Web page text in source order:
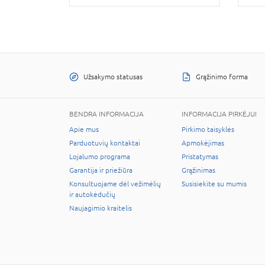
Užsakymo statusas Grąžinimo forma
BENDRA INFORMACIJA
Apie mus
Parduotuvių kontaktai
Lojalumo programa
Garantija ir priežiūra
Konsultuojame dėl vežimėlių
ir autokėdučių
Naujagimio kraitelis
INFORMACIJA PIRKĖJUI
Pirkimo taisyklės
Apmokėjimas
Pristatymas
Grąžinimas
Susisiekite su mumis